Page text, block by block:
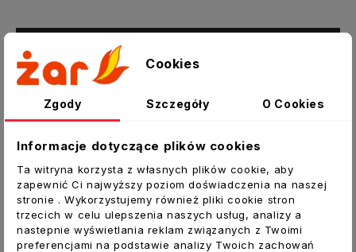
Szczegóły produktu
Załączniki
Kolano pionowe D/KPI 204x60 kąt 45⁰
Kolano pionowe umożliwiające połączenie
kanałów w ułożeniu pionowym pod kątem 45
stopni. Kolano typu mufowego (kanał wchodzi
do środka). Łatwy montaż bez
specjalistycznych narzędzi „na wcisk”, nie
Cookies
Zgody Szczegóły O Cookies
Informacje dotyczące plików cookies
Ta witryna korzysta z własnych plików cookie, aby
zapewnić Ci najwyższy poziom doświadczenia na naszej
stronie . Wykorzystujemy również pliki cookie stron
trzecich w celu ulepszenia naszych usług, analizy a
nastepnie wyświetlania reklam związanych z Twoimi
preferencjami na podstawie analizy Twoich zachowań